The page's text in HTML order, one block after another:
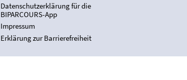
Datenschutzerklärung für die
BIPARCOURS-App
Impressum
Erklärung zur Barrierefreiheit